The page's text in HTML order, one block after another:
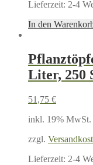
Lieferzeit: 2-4
In den
Liter, 250
51,75 €
inkl. 19% MwSt.
zzgl.
Lieferzeit: 2-4